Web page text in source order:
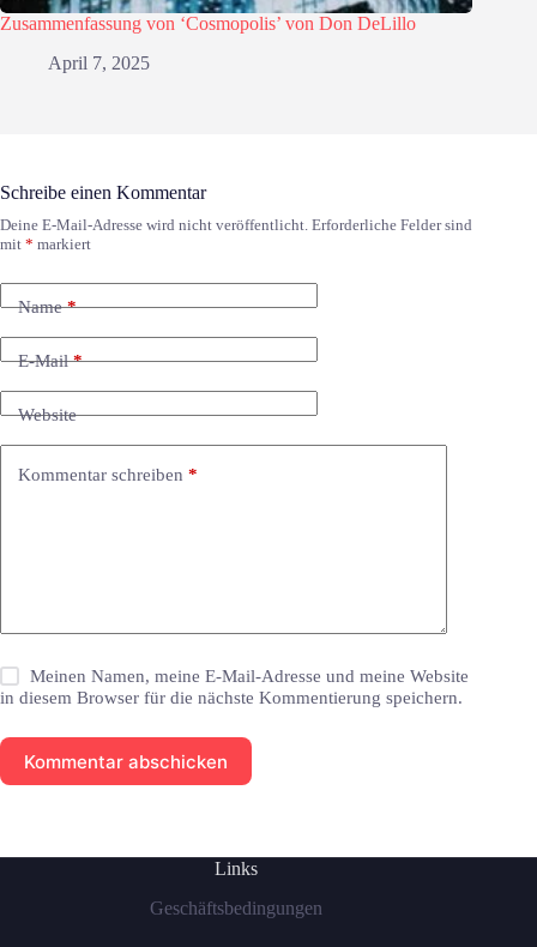
Zusammenfassung von ‘Cosmopolis’ von Don DeLillo
April 7, 2025
Schreibe einen Kommentar
Deine E-Mail-Adresse wird nicht veröffentlicht. Erforderliche Felder sind
mit * markiert
Name*
E-Mail*
Website
Kommentar schreiben *
Meinen Namen, meine E-Mail-Adresse und meine Website
in diesem Browser für die nächste Kommentierung speichern.
Kommentar abschicken
Links
Geschäftsbedingungen